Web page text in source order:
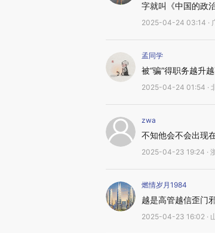
字就叫《中国的政
2025-04-24 03:14 ·
孟同学
被“骗”得职务越升
2025-04-24 01:54 ·
zwa
不知他会不会出现
2025-04-23 19:24 ·
燃情岁月1984
越是高管越信歪门
2025-04-23 16:02 ·